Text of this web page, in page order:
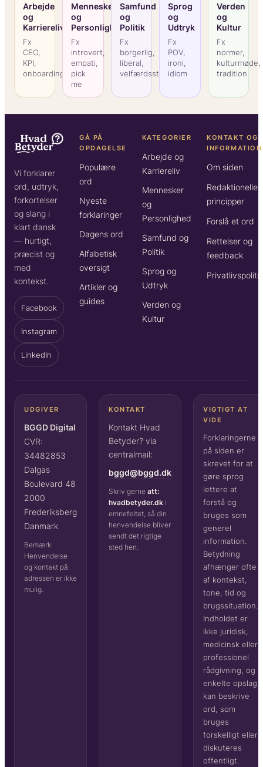
Arbejde
og
Karriereliv
Fx
CEO,
KPI,
onboarding
Mennesker
og
Personlighed
Fx
introvert,
empati,
pick
me
Samfund
og
Politik
Fx
borgerlig,
liberal,
velfærdsstat
Sprog
og
Udtryk
Fx
POV,
ironi,
idiom
Verden
og
Kultur
Fx
normer,
kulturmøde,
tradition
Vi forklarer
ord, udtryk,
forkortelser
og slang i
klart dansk
— hurtigt,
præcist og
med
kontekst.
Facebook
Instagram
LinkedIn
GÅ PÅ
OPDAGELSE
Populære
ord
Nyeste
forklaringer
Dagens ord
Alfabetisk
oversigt
Artikler og
guides
KATEGORIER
Arbejde og
Karriereliv
Mennesker
og
Personlighed
Samfund og
Politik
Sprog og
Udtryk
Verden og
Kultur
KONTAKT OG
INFORMATION
Om siden
Redaktionelle
principper
Forslå et ord
Rettelser og
feedback
Privatlivspolitik
UDGIVER
BGGD Digital
CVR:
34482853
Dalgas
Boulevard 48
2000
Frederiksberg
Danmark
Bemærk:
Henvendelse
og kontakt på
adressen er ikke
mulig.
KONTAKT
Kontakt Hvad
Betyder? via
centralmail:
bggd@bggd.dk
Skriv gerne att:
hvadbetyder.dk i
emnefeltet, så din
henvendelse bliver
sendt det rigtige
sted hen.
VIGTIGT AT
VIDE
Forklaringerne
på siden er
skrevet for at
gøre sprog
lettere at
forstå og
bruges som
generel
information.
Betydning
afhænger ofte
af kontekst,
tone, tid og
brugssituation.
Indholdet er
ikke juridisk,
medicinsk eller
professionel
rådgivning, og
enkelte opslag
kan beskrive
ord, som
bruges
forskelligt eller
diskuteres
offentligt.